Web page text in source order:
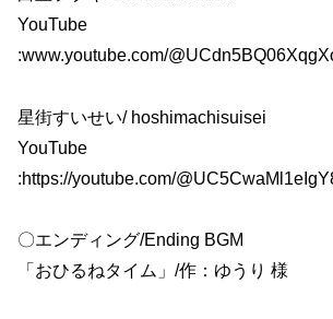
YouTube
:www.youtube.com/
星街すいせい/ hoshimachisuisei
YouTube
:https://youtube.com/
〇エンディング/Ending BGM
「おひるねタイム」/作：ゆうり 様